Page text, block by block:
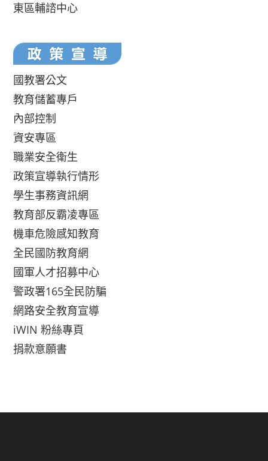
東區輔諮中心
國教署公文
教育儲蓄專戶
內部控制
資安專區
職業安全衛生
政策宣導執行情形
學生事務資訊網
教育部反霸凌專區
機車危險感知教育
全民國防教育網
國軍人才招募中心
警政署165全民防騙
網路安全教育宣導
iWIN 粉絲專頁
捐款意願書